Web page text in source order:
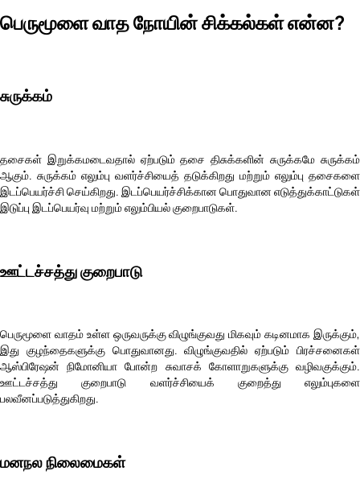
பெருமூளை வாத நோயின் சிக்கல்கள் என்ன?
சுருக்கம்
தசைகள் இறுக்கமடைவதால் ஏற்படும் தசை திசுக்களின் சுருக்கமே சுருக்கம்
ஆகும். சுருக்கம் எலும்பு வளர்ச்சியைத் தடுக்கிறது மற்றும் எலும்பு தசைகளை
இடப்பெயர்ச்சி செய்கிறது. இடப்பெயர்ச்சிக்கான பொதுவான எடுத்துக்காட்டுகள்
இடுப்பு இடப்பெயர்வு மற்றும் எலும்பியல் குறைபாடுகள்.
ஊட்டச்சத்து குறைபாடு
பெருமூளை வாதம் உள்ள ஒருவருக்கு விழுங்குவது மிகவும் கடினமாக இருக்கும்,
இது குழந்தைகளுக்கு பொதுவானது. விழுங்குவதில் ஏற்படும் பிரச்சனைகள்
ஆஸ்பிரேஷன் நிமோனியா போன்ற சுவாசக் கோளாறுகளுக்கு வழிவகுக்கும்.
ஊட்டச்சத்து குறைபாடு வளர்ச்சியைக் குறைத்து எலும்புகளை
பலவீனப்படுத்துகிறது.
மனநல நிலைமைகள்